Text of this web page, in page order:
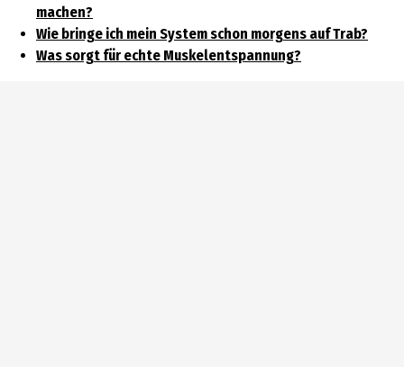
machen?
Wie bringe ich mein System schon morgens auf Trab?
Was sorgt für echte Muskelentspannung?